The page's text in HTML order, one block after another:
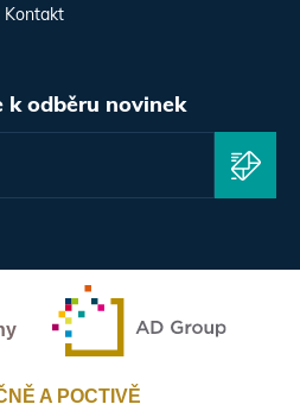
Kontakt
k odběru novinek
A POCTIVĚ